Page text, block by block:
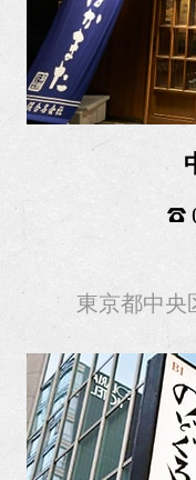
東京都中央